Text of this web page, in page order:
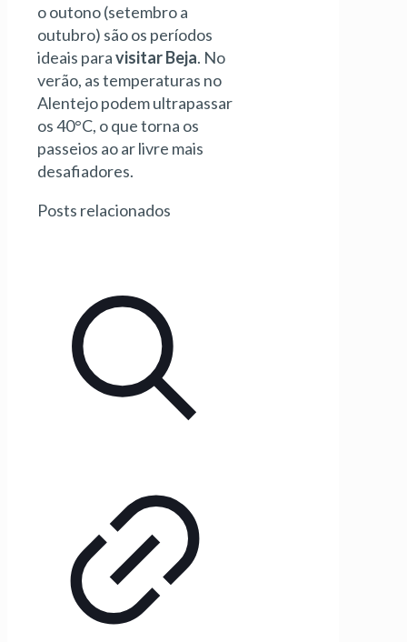
o outono (setembro a
outubro) são os períodos
ideais paravisitar Beja. No
verão, as temperaturas no
Alentejo podem ultrapassar
os 40°C, o que torna os
passeios ao ar livre mais
desafiadores.
Posts relacionados